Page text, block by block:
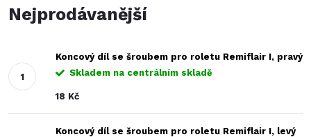
Nejprodávanější
Koncový díl se šroubem pro roletu Remiflair I, pravý
Skladem na centrálním skladě
18 Kč
Koncový díl se šroubem pro roletu Remiflair I, levý